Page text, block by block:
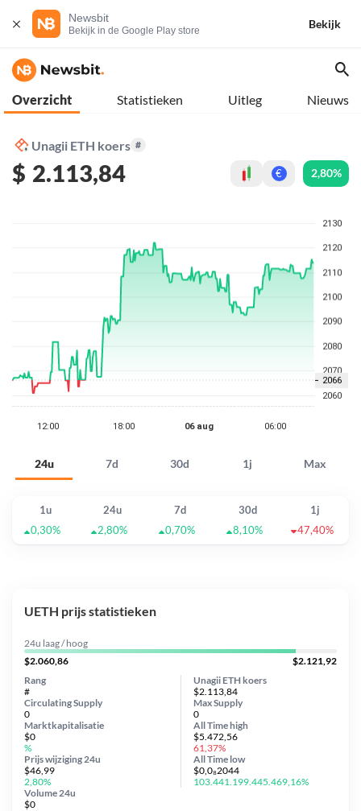
Newsbit
Bekijk in de Google Play store
Bekijk
Overzicht Statistieken Uitleg Nieuws
Unagii ETH koers #
$ 2.113,84 € 2,80%
24u 7d 30d 1j Max
1u 24u 7d 30d
1j
0,30%
2,80% 0,70% 8,10% 47,40%
UETH prijs statistieken
24u laag / hoog
$2.060,86
$2.121,92
Unagii ETH koers
$2.113,84
Circulating Supply
0
Prijs wijziging 24u
$46,99
2,80%
Max Supply
0
Marktkapitalisatie
$0
%
Volume 24u
$0
Rang
#
All Timehigh
$5.472,56
61,37%
All Time low
$0,0₈2044
103.441.199.445.469,16%